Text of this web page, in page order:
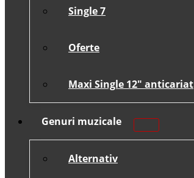
Single 7
Oferte
Maxi Single 12″ anticariat
Genuri muzicale
Alternativ